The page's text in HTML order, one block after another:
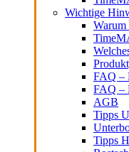
Wichtige
FAQ –
FAQ –
AGB
Tipps
Tipps